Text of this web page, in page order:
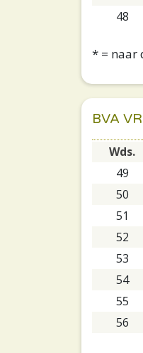
48
* = naar
BVA
Wds.
49
50
51
52
53
54
55
56